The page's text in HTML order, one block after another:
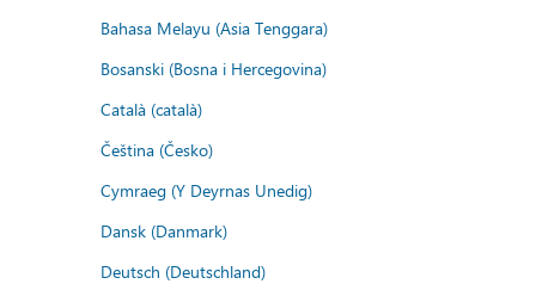
Bahasa Melayu (Asia Tenggara)
Bosanski (Bosna i Hercegovina)
Català (català)
Čeština (Česko)
Cymraeg (Y Deyrnas Unedig)
Dansk (Danmark)
Deutsch (Deutschland)